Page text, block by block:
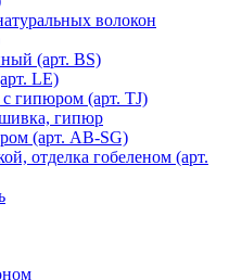
волокон
(арт. BS)
LE)
гипюром (арт. TJ)
гипюр
(арт. AB-SG)
отделка гобеленом (арт.